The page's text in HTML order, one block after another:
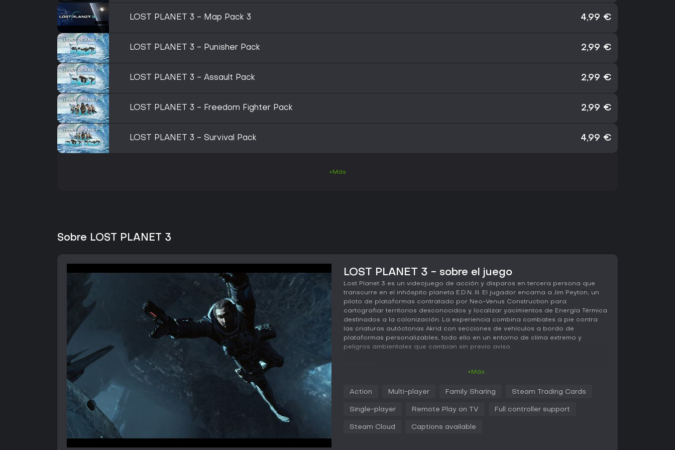
LOST PLANET 3 - Map Pack 3 4,99 €
LOST PLANET 3 - Punisher Pack 2,99 €
LOST PLANET 3 - Assault Pack 2,99 €
LOST PLANET 3 - Freedom Fighter Pack 2,99 €
LOST PLANET 3 - Survival Pack 4,99 €
+Más
Sobre LOST PLANET 3
LOST PLANET 3 - sobre el juego
Lost Planet 3 es un videojuego de acción y disparos en tercera persona que
transcurre en el inhóspito planeta E.D.N. III. El jugador encarna a Jim Peyton, un
piloto de plataformas contratado por Neo-Venus Construction para
cartografiar territorios desconocidos y localizar yacimientos de Energía Térmica
destinados a la colonización. La experiencia combina combates a pie contra
las criaturas autóctonas Akrid con secciones de vehículos a bordo de
plataformas personalizables, todo ello en un entorno de clima extremo y
peligros ambientales que cambian sin previo aviso.
colonos en la base Coronis. La exploración se desarrolla en zonas abiertas que
funciona como recurso para mejoras en lugar de como sistema de soporte vital.
bípedas que proporcionan movilidad, protección y herramientas de trabajo,
+Más
Action Multi-player Family Sharing Steam Trading Cards
Single-player Remote Play on TV Full controller support
Steam Cloud Captions available